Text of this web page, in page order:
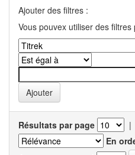
Ajouter des filtres :
Vous pouvex utiliser des
Résultats par page |
En